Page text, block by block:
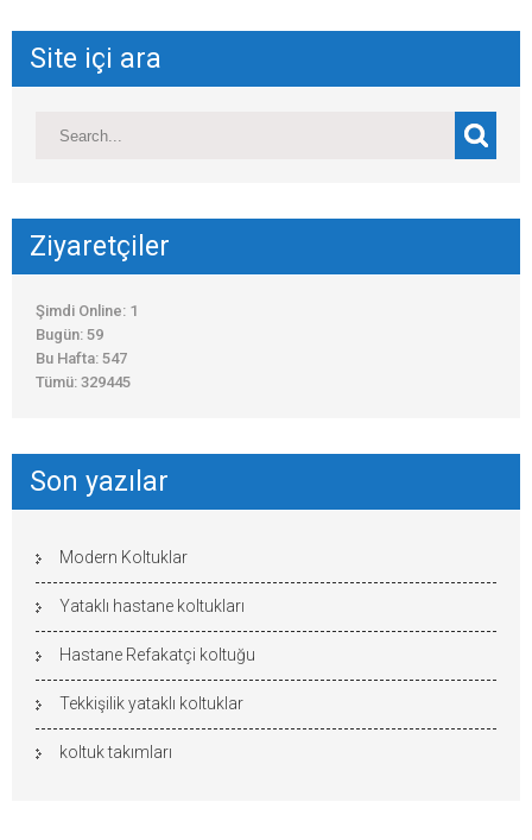
Site içi ara
Ziyaretçiler
Şimdi Online: 1
Bugün: 59
Bu Hafta: 547
Tümü: 329445
Son yazılar
Modern Koltuklar
Yataklı hastane koltukları
Hastane Refakatçi koltuğu
Tekkişilik yataklı koltuklar
koltuk takımları